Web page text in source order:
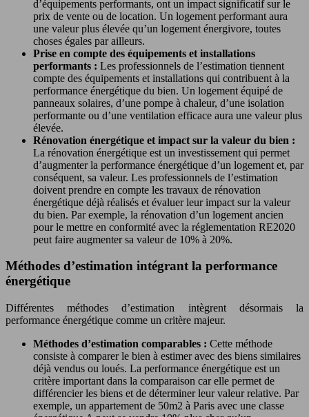
d’équipements performants, ont un impact significatif sur le
prix de vente ou de location. Un logement performant aura
une valeur plus élevée qu’un logement énergivore, toutes
choses égales par ailleurs.
Prise en compte des équipements et installations
performants : Les professionnels de l’estimation tiennent
compte des équipements et installations qui contribuent à la
performance énergétique du bien. Un logement équipé de
panneaux solaires, d’une pompe à chaleur, d’une isolation
performante ou d’une ventilation efficace aura une valeur plus
élevée.
Rénovation énergétique et impact sur la valeur du bien :
La rénovation énergétique est un investissement qui permet
d’augmenter la performance énergétique d’un logement et, par
conséquent, sa valeur. Les professionnels de l’estimation
doivent prendre en compte les travaux de rénovation
énergétique déjà réalisés et évaluer leur impact sur la valeur
du bien. Par exemple, la rénovation d’un logement ancien
pour le mettre en conformité avec la réglementation RE2020
peut faire augmenter sa valeur de 10% à 20%.
Méthodes d’estimation intégrant la performance
énergétique
Différentes méthodes d’estimation intègrent désormais la
performance énergétique comme un critère majeur.
Méthodes d’estimation comparables : Cette méthode
consiste à comparer le bien à estimer avec des biens similaires
déjà vendus ou loués. La performance énergétique est un
critère important dans la comparaison car elle permet de
différencier les biens et de déterminer leur valeur relative. Par
exemple, un appartement de 50m2 à Paris avec une classe